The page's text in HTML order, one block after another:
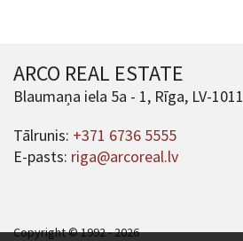
ARCO REAL ESTATE
Blaumaņa iela 5a - 1, Rīga, LV-1011
Tālrunis: +371 6736 5555
E-pasts: riga@arcoreal.lv
Copyright © 1992 - 2026